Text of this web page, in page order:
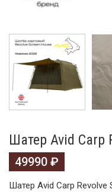
Шатер Avid Carp
49990 ₽
Шатер Avid Carp Revolve